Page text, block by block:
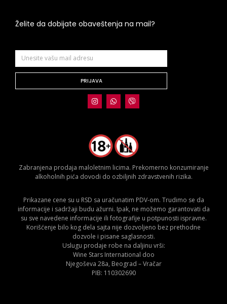
Želite da dobijate obaveštenja na mail?
PRIJAVA
Zabranjena prodaja maloletnim licima. Prekomerno konzumiranje
alkoholnih pića dovodi do ozbiljnih zdravstvenih rizika.
Prikazane cene su u RSD sa uračunatim PDV-om. Trudimo se da
informacije i sadržaji budu ažurni. Ipak, ne možemo garantovati da
su sve navedene informacije ili fotografije u potpunosti ispravne.
Korišćenje bilo kog dela sajta nije dozvoljeno bez prethodne
dozvole i pisane saglasnosti.
Uslugu prodaje robe na daljinu vrši:
Wine Stars International doo
Njegoševa 28a, Beograd – Vračar
PIB: 110302690